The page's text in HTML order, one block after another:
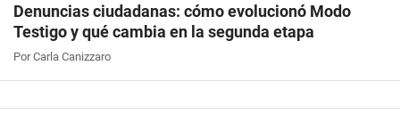
Denuncias ciudadanas: cómo evolucionó Modo
Testigo y qué cambia en la segunda etapa
Por Carla Canizzaro